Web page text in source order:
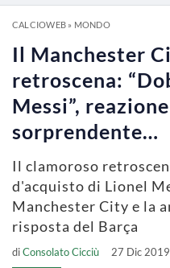
CALCIOWEB» MONDO
Il Manchester
retroscena:
Messi”,
sorprendente…
Il clamoroso
d'acquisto di Lionel
Manchester City e la
risposta del Barça
diConsolato Cicciù 27 Dic